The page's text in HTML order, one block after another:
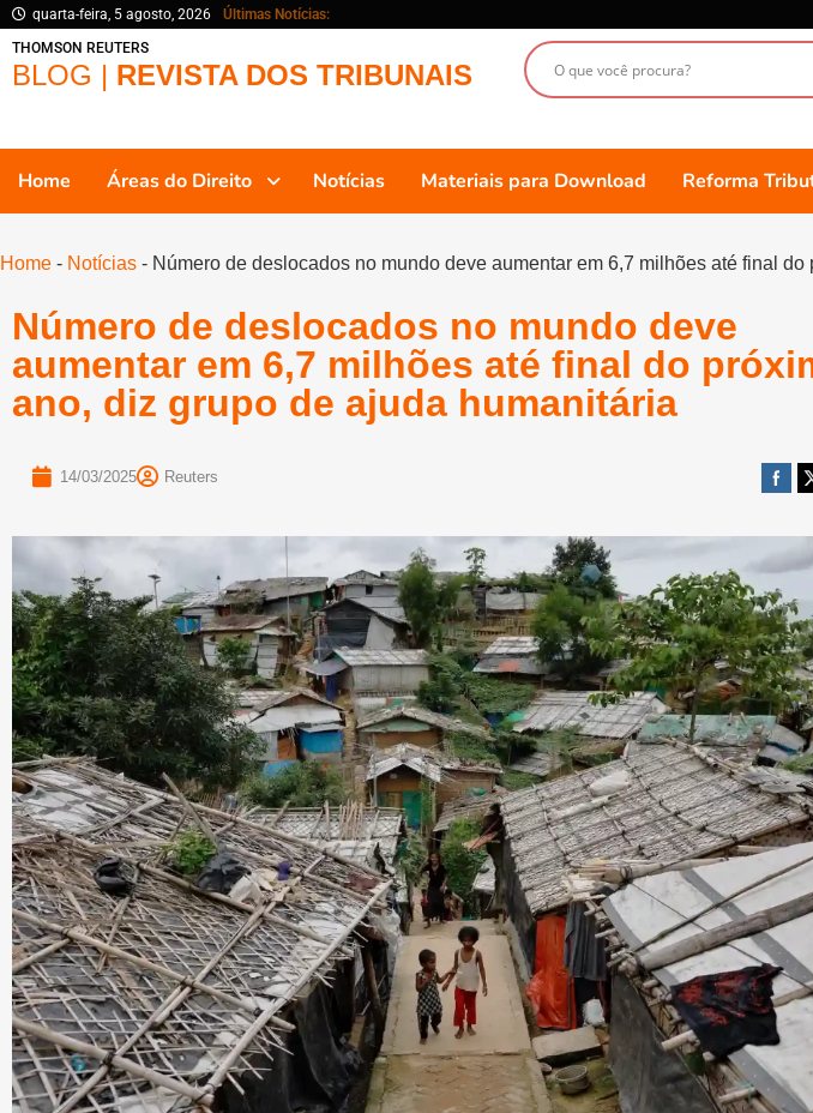
quarta-feira, 5 agosto, 2026
Últimas Notícias:
THOMSON REUTERS
BLOG | REVISTA DOS TRIBUNAIS
Home Áreas do Direito Notícias Materiais para Download Reforma
Home - Notícias - Número de deslocados no mundo deve aumentar em 6,7 milhões até final
Número de deslocados no mundo deve
aumentar em 6,7 milhões até final do
ano, diz grupo de ajuda humanitária
14/03/2025 Reuters